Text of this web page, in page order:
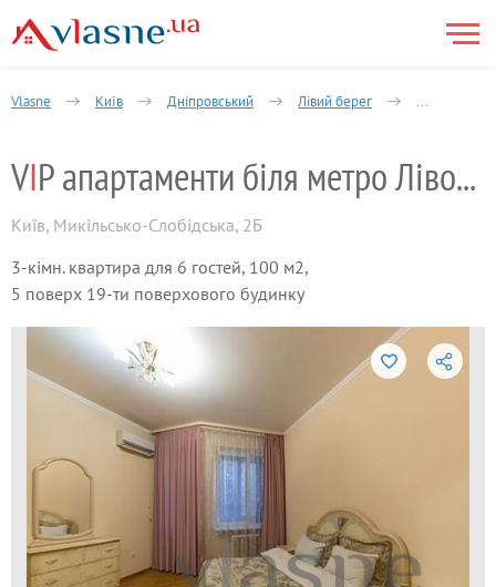
Vlasne Київ Дніпровський Лівий берег 3-кімнатна
VI P апартаменти біля метро Лівобережна
Київ, Микільсько-Слобідська, 2Б
3-кімн. квартира для 6 гостей, 100 м2,
5 поверх 19-ти поверхового будинку